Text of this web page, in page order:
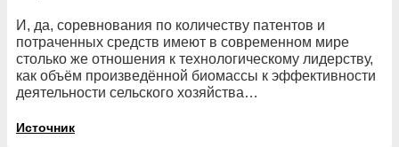
И, да, соревнования по количеству патентов и
потраченных средств имеют в современном мире
столько же отношения к технологическому лидерству,
как объём произведённой биомассы к эффективности
деятельности сельского хозяйства…
Источник